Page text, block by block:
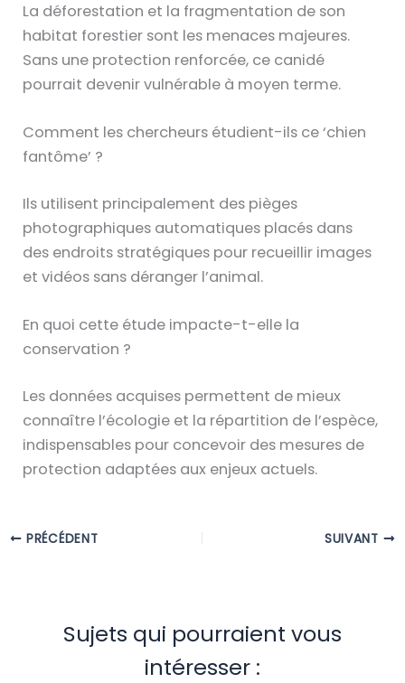
La déforestation et la fragmentation de son
habitat forestier sont les menaces majeures.
Sans une protection renforcée, ce canidé
pourrait devenir vulnérable à moyen terme.
Comment les chercheurs étudient-ils ce ‘chien
fantôme’ ?
Ils utilisent principalement des pièges
photographiques automatiques placés dans
des endroits stratégiques pour recueillir images
et vidéos sans déranger l’animal.
En quoi cette étude impacte-t-elle la
conservation ?
Les données acquises permettent de mieux
connaître l’écologie et la répartition de l’espèce,
indispensables pour concevoir des mesures de
protection adaptées aux enjeux actuels.
PRÉCÉDENT SUIVANT
Sujets qui pourraient vous
intéresser :